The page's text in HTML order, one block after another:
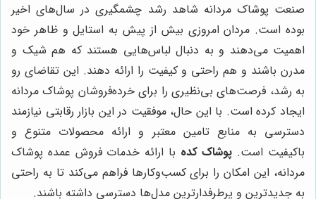
صنعت پوشاک مردانه شاهد رشد چشمگیری در سال‌های اخیر
بوده است. مردان امروزی بیش از پیش به استایل و ظاهر خود
اهمیت می‌دهند و به دنبال لباس‌هایی هستند که هم شیک و
مدرن باشند و هم راحتی و کیفیت را ارائه دهند. این تقاضای رو
به رشد، فرصت‌های بی‌نظیری را برای خرده‌فروشان پوشاک مردانه
ایجاد کرده است. با این حال، موفقیت در این بازار رقابتی نیازمند
دسترسی به منابع تامین معتبر و ارائه محصولات متنوع و
باکیفیت است. پوشاک کده با ارائه خدمات فروش عمده پوشاک
مردانه، این امکان را برای کسب‌وکارها فراهم می‌کند تا به راحتی
به جدیدترین و پرطرفدارترین مدل‌ها دسترسی داشته باشند.